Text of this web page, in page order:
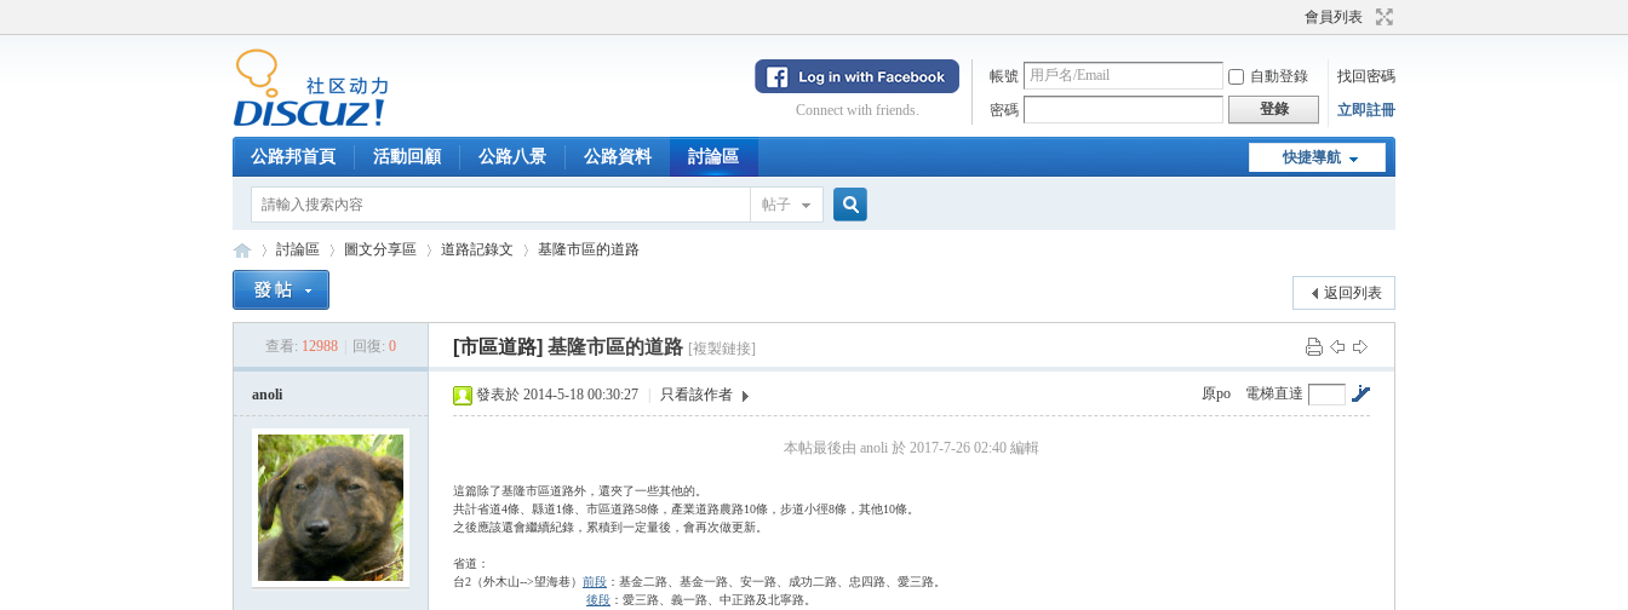
會員列表
帳號 自動登錄
找回密碼
密碼
登錄 立即註冊
Connect with friends.
快捷導航
公路邦首頁 活動回顧 公路八景 公路資料 討論區
帖子
討論區
›
圖文分享區 道路記錄文
›
基隆市區的道路
返回列表
查看: 12988 回復: 0 [市區道路] 基隆市區的道路 [複製鏈接]
anoli 電梯直達
原po
發表於 2014-5-18 00:30:27 只看該作者
本帖最後由 anoli 於 2017-7-26 02:40 編輯
這篇除了基隆市區道路外，還夾了一些其他的。
共計省道4條、縣道1條、市區道路58條，產業道路農路10條，步道小徑8條，其他10條。
之後應該還會繼續紀錄，累積到一定量後，會再次做更新。
省道：
台2（外木山-->望海巷） 前段 ：基金二路、基金一路、安一路、成功二路、忠四路、愛三路。
後段 ：愛三路、義一路、中正路及北寧路。